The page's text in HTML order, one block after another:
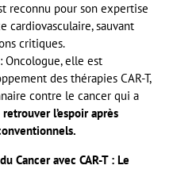
reconnu pour son expertise
cardiovasculaire, sauvant
critiques.
Oncologue, elle est
des thérapies CAR-T,
contre le cancer qui a
l’espoir après
Cancer avec CAR-T : Le